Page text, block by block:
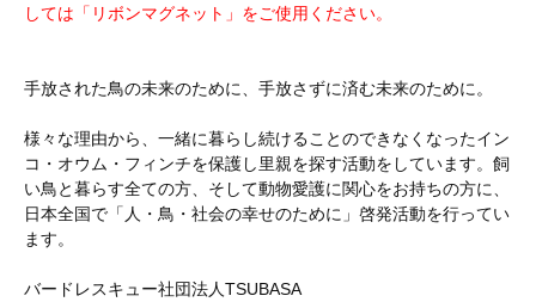
しては「リボンマグネット」をご使用ください。
手放された鳥の未来のために、手放さずに済む未来のために。
様々な理由から、一緒に暮らし続けることのできなくなったイン
コ・オウム・フィンチを保護し里親を探す活動をしています。飼
い鳥と暮らす全ての方、そして動物愛護に関心をお持ちの方に、
日本全国で「人・鳥・社会の幸せのために」啓発活動を行ってい
ます。
バードレスキュー社団法人TSUBASA